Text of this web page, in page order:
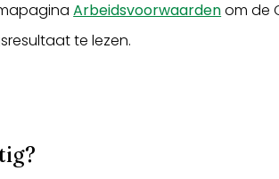
Arbeidsvoorwaardenom de
te lezen.